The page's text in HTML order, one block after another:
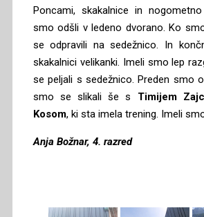
Poncami, skakalnice in
smo odšli v ledeno dvorano. Ko
se odpravili na sedežnico. In
skakalnici velikanki. Imeli smo lep
se peljali s sedežnico. Preden smo
smo se slikali še s Timijem
Kosom, ki sta imela trening. Imeli
Anja Božnar, 4. razred